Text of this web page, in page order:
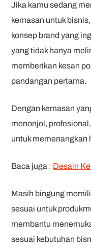
Jika kamu sedang
kemasan untuk
konsep brand yang
yang tidak hanya
memberikan kesan
pandangan pertama.
Dengan kemasan
menonjol,
untuk memenangkan
Baca juga : Desain
Masih bingung
sesuai untuk
membantu
sesuai kebutuhan